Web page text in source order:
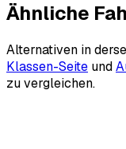
Ähnliche
Alternativen in
Klassen-Seite und
zu vergleichen.